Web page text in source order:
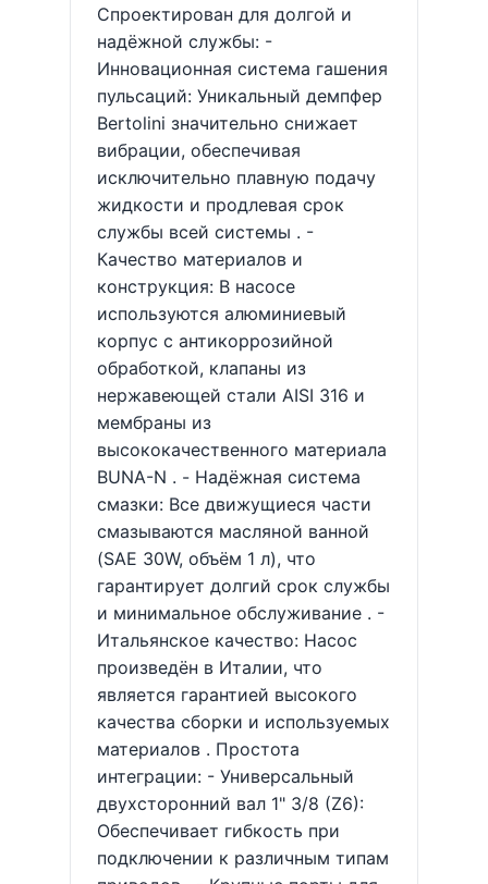
Спроектирован для долгой и
надёжной службы: -
Инновационная система гашения
пульсаций: Уникальный демпфер
Bertolini значительно снижает
вибрации, обеспечивая
исключительно плавную подачу
жидкости и продлевая срок
службы всей системы . -
Качество материалов и
конструкция: В насосе
используются алюминиевый
корпус с антикоррозийной
обработкой, клапаны из
нержавеющей стали AISI 316 и
мембраны из
высококачественного материала
BUNA-N . - Надёжная система
смазки: Все движущиеся части
смазываются масляной ванной
(SAE 30W, объём 1 л), что
гарантирует долгий срок службы
и минимальное обслуживание . -
Итальянское качество: Насос
произведён в Италии, что
является гарантией высокого
качества сборки и используемых
материалов . Простота
интеграции: - Универсальный
двухсторонний вал 1" 3/8 (Z6):
Обеспечивает гибкость при
подключении к различным типам